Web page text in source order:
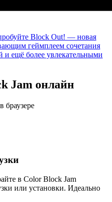
Block Out! — новая
геймплеем сочетания
и ещё более увлекательными
Jam онлайн
браузере
в Color Block Jam
или установки. Идеально